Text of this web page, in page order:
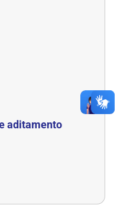
aditamento